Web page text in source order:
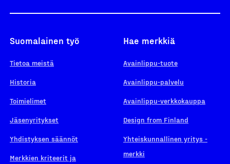
Suomalainen työ
Tietoa meistä
Historia
Toimielimet
Jäsenyritykset
Yhdistyksen säännöt
Merkkien kriteerit ja
Hae merkkiä
Avainlippu-tuote
Avainlippu-palvelu
Avainlippu-verkkokauppa
Design from Finland
Yhteiskunnallinen yritys -
merkki